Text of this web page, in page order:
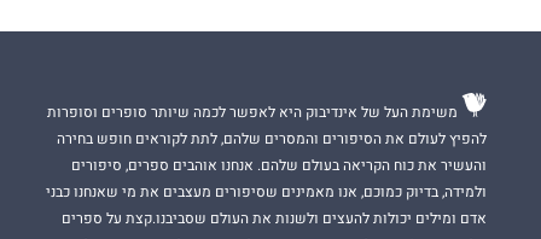
משימת העל של אינדיבוק היא לאפשר לכמה שיותר סופרים וסופרות
להפיץ לעולם את הסיפורים והמסרים שלהם, לתת לקוראים חופש בחירה
והעשיר את כוח הקריאה בעולם שלהם. אנחנו אוהבים ספרים, סיפורים
ולמידה, בדיוק כמוכם, אנו מאמינים שסיפורים מעצבים את מי שאנחנו כבני
אדם ומילים יכולות להעצים ולשנות את העולם שסביבנו.קצת על ספרים